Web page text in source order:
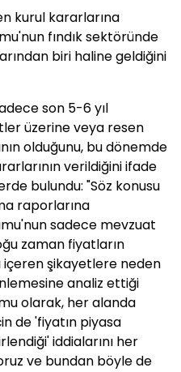
kurul kararlarına
fındık sektöründe
biri haline geldiğini
son 5-6 yıl
üzerine veya resen
olduğunu, bu dönemde
verildiğini ifade
bulundu: "Söz konusu
raporlarına
sadece mevzuat
zaman fiyatların
içeren şikayetlere neden
analiz ettiği
olarak, her alanda
de 'fiyatın piyasa
iddialarını her
ve bundan böyle de